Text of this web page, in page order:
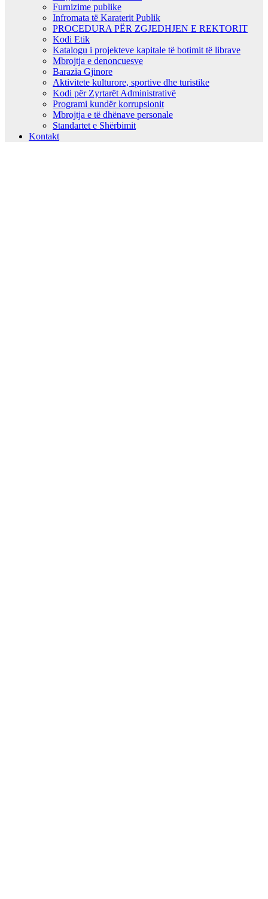
Furnizime publike
Infromata të Karaterit Publik
PROCEDURA PËR ZGJEDHJEN E REKTORIT
Kodi Etik
Katalogu i projekteve kapitale të botimit të librave
Mbrojtja e denoncuesve
Barazia Gjinore
Aktivitete kulturore, sportive dhe turistike
Kodi për Zyrtarët Administrativë
Programi kundër korrupsionit
Mbrojtja e të dhënave personale
Standartet e Shërbimit
Kontakt